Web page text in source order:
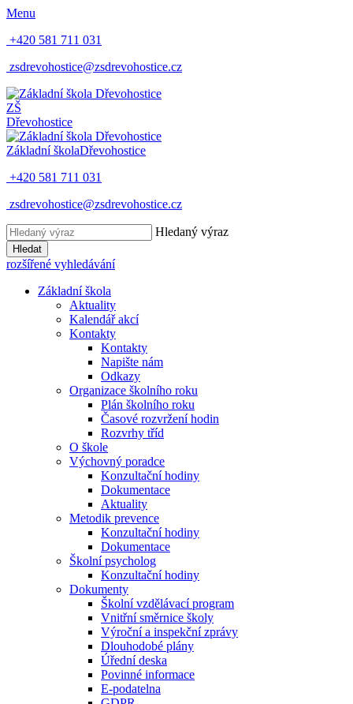
Menu
+420 581 711 031
zsdrevohostice@zsdrevohostice.cz
ZŠ
Dřevohostice
Základní školaDřevohostice
+420 581 711 031
zsdrevohostice@zsdrevohostice.cz
Hledaný výraz
Hledat
rozšířené vyhledávání
Základní škola
Aktuality
Kalendář akcí
Kontakty
Kontakty
Napište nám
Odkazy
Organizace školního roku
Plán školního roku
Časové rozvržení hodin
Rozvrhy tříd
O škole
Výchovný poradce
Konzultační hodiny
Dokumentace
Aktuality
Metodik prevence
Konzultační hodiny
Dokumentace
Školní psycholog
Konzultační hodiny
Dokumenty
Školní vzdělávací program
Vnitřní směrnice školy
Výroční a inspekční zprávy
Dlouhodobé plány
Úřední deska
Povinné informace
E-podatelna